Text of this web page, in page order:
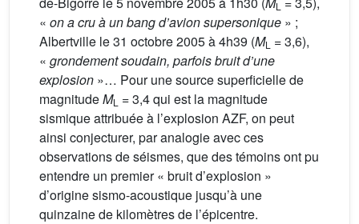
L
« on a cru à un bang d’avion supersonique » ;
Albertville le 31 octobre 2005 à 4h39 (ML = 3,6),
« grondement soudain, parfois bruit d’une
explosion »… Pour une source superficielle de
magnitudeML = 3,4 qui est la magnitude
sismique attribuée à l’explosion AZF, on peut
ainsi conjecturer, par analogie avec ces
observations de séismes, que des témoins ont pu
entendre un premier « bruit d’explosion »
d’origine sismo-acoustique jusqu’à une
quinzaine de kilomètres de l’épicentre.